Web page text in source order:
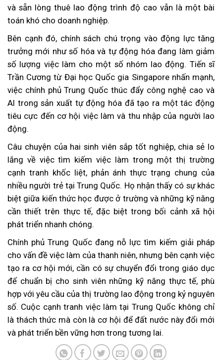
và sẵn lòng thuê lao động trình độ cao vẫn là một bài
toán khó cho doanh nghiệp.
Bên cạnh đó, chính sách chú trọng vào động lực tăng
trưởng mới như số hóa và tự động hóa đang làm giảm
số lượng việc làm cho một số nhóm lao động. Tiến sĩ
Trần Cương từ Đại học Quốc gia Singapore nhấn mạnh,
việc chính phủ Trung Quốc thúc đẩy công nghệ cao và
AI trong sản xuất tự động hóa đã tạo ra một tác động
tiêu cực đến cơ hội việc làm và thu nhập của người lao
động.
Câu chuyện của hai sinh viên sắp tốt nghiệp, chia sẻ lo
lắng về việc tìm kiếm việc làm trong một thị trường
cạnh tranh khốc liệt, phản ánh thực trạng chung của
nhiều người trẻ tại Trung Quốc. Họ nhận thấy có sự khác
biệt giữa kiến thức học được ở trường và những kỹ năng
cần thiết trên thực tế, đặc biệt trong bối cảnh xã hội
phát triển nhanh chóng.
Chính phủ Trung Quốc đang nỗ lực tìm kiếm giải pháp
cho vấn đề việc làm của thanh niên, nhưng bên cạnh việc
tạo ra cơ hội mới, cần có sự chuyển đổi trong giáo dục
để chuẩn bị cho sinh viên những kỹ năng thực tế, phù
hợp với yêu cầu của thị trường lao động trong kỷ nguyên
số. Cuộc cạnh tranh việc làm tại Trung Quốc không chỉ
là thách thức mà còn là cơ hội để đất nước này đổi mới
và phát triển bền vững hơn trong tương lai.